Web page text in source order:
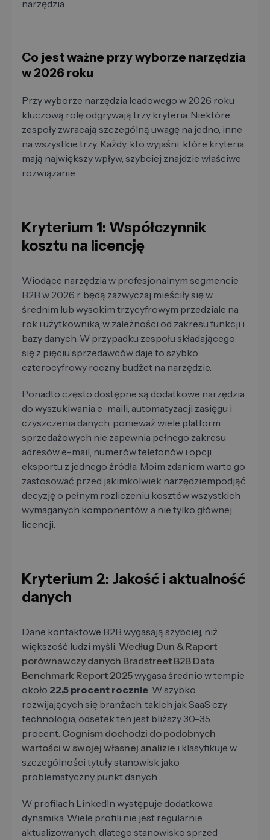
narzędzia.
Co jest ważne przy wyborze narzędzia
w 2026 roku
Przy wyborze narzędzia leadowego w 2026 roku
kluczową rolę odgrywają trzy kryteria. Niektóre
zespoły zwracają szczególną uwagę na jedno, inne
na wszystkie trzy. Każdy, kto wyjaśni, które kryteria
mają największy wpływ, szybciej znajdzie właściwe
rozwiązanie.
Kryterium 1: Współczynnik
kosztu na licencję
Wiodące narzędzia w profesjonalnym segmencie
B2B w 2026 r. będą zazwyczaj mieściły się w
średnim lub wysokim trzycyfrowym przedziale na
rok i użytkownika, w zależności od zakresu funkcji i
bazy danych. W przypadku zespołu składającego
się z pięciu sprzedawców daje to szybko
czterocyfrowy roczny budżet na narzędzie.
Ponadto często dostępne są dodatkowe narzędzia
do wyszukiwania e-maili, automatyzacji zasięgu i
czyszczenia danych, ponieważ wiele platform
sprzedażowych nie zapewnia pełnego zakresu
adresów e-mail, numerów telefonów i opcji
eksportu z jednego źródła. Moim zdaniem warto go
zastosować przed jakimkolwiek narzędziempodjąć
decyzję o pełnym rozliczeniu kosztów wszystkich
wymaganych komponentów, a nie tylko głównej
licencji.
Kryterium 2: Jakość i aktualność
danych
Dane kontaktowe B2B wygasają szybciej, niż
większość ludzi myśli. Według Dun & Raport
porównawczy danych Bradstreet B2B Data
Benchmark Report 2025wygasa średnio w tempie
około 22,5 procent rocznie. W szybko
rozwijających się branżach, takich jak SaaS czy
technologia, odsetek ten jest bliższy 30–35
procent. Cognism dochodzi do podobnych
wartości w swojej własnej analizie i klasyfikuje w
szczególności tytuły stanowisk jako
problematyczny punkt danych.
W profilach LinkedIn występuje dodatkowa
dynamika. Wiele profili nie jest regularnie
aktualizowanych, dlatego stanowisko sprzed